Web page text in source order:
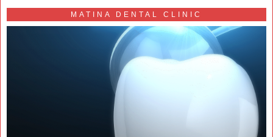
MATINA DENTAL CLINIC